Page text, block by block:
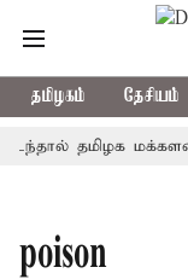
தமிழகம் தேசியம்
தமிழக
poison